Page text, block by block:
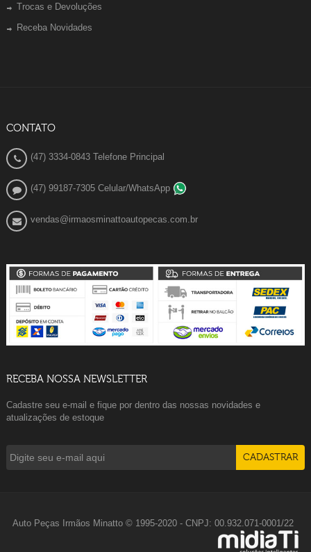
Trocas e Devoluções
Receba Novidades
CONTATO
(47) 3334-0843 Telefone Principal
(47) 99187-7305 Celular/WhatsApp
vendas@irmaosminattoautopecas.com.br
RECEBA NOSSA NEWSLETTER
Cadastre seu e-mail e fique por dentro das nossas novidades e
atualizações de estoque
Auto Peças Irmãos Minatto © 1995-2020 - CNPJ: 00.932.071-0001/22